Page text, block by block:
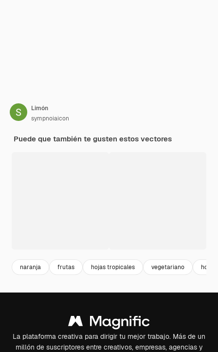
Limón
sympnoiaicon
Puede que también te gusten estos vectores
naranja frutas hojas tropicales vegetariano hojas
La plataforma creativa para dirigir tu mejor trabajo. Más de un
millón de suscriptores entre creativos, empresas, agencias y